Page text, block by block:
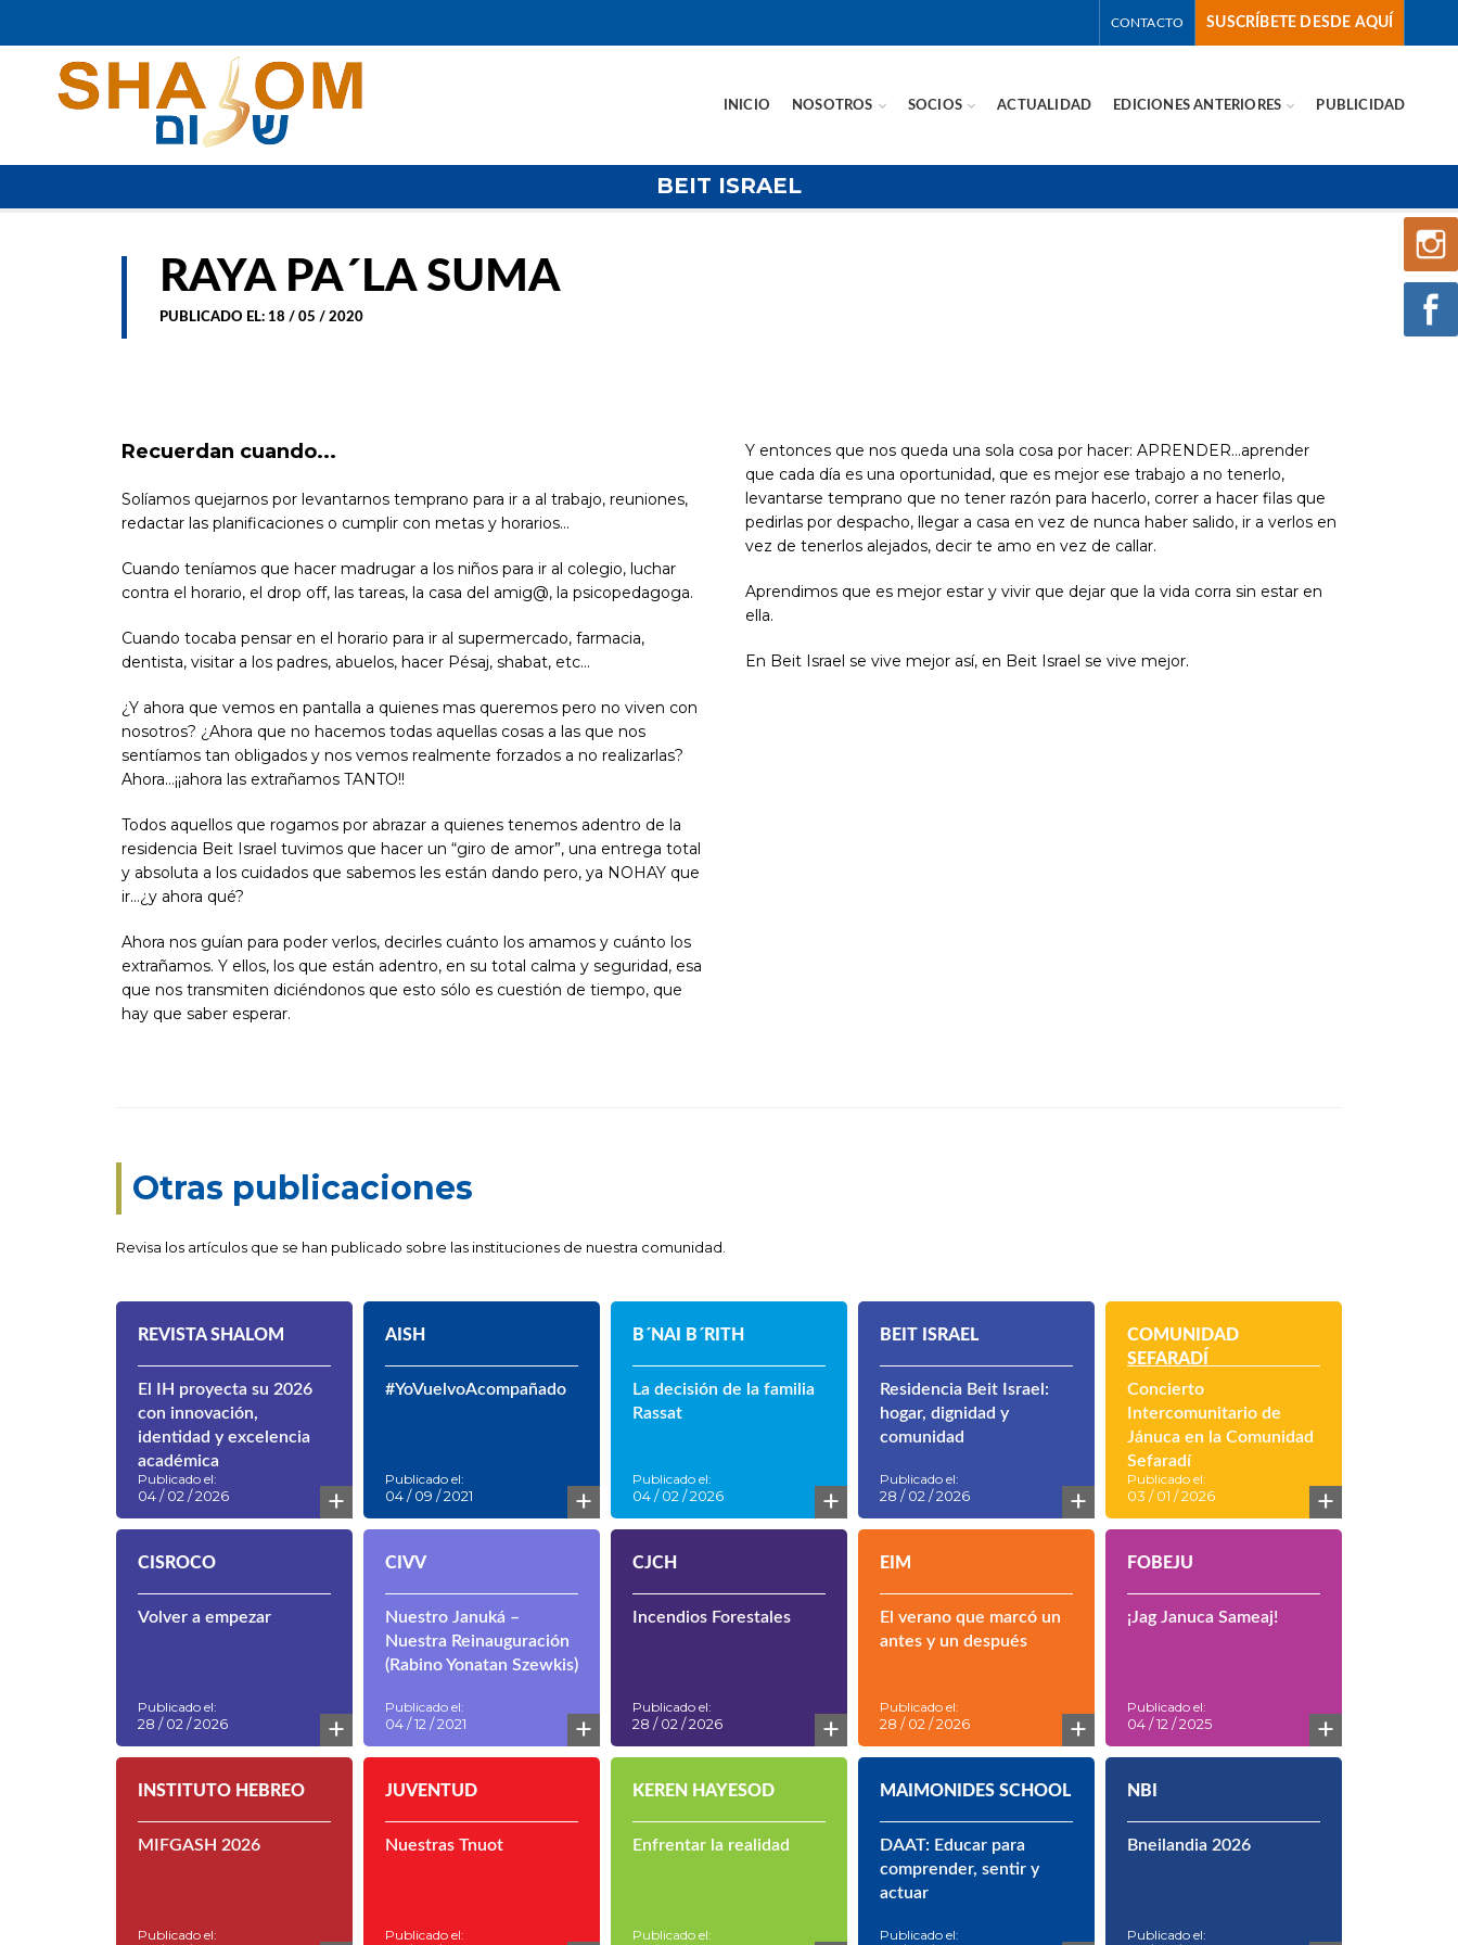
CONTACTO SUSCRÍBETE DESDE AQUÍ
INICIO NOSOTROS SOCIOS ACTUALIDAD EDICIONES ANTERIORES PUBLICIDAD
BEIT ISRAEL
RAYA PA´LA SUMA
PUBLICADO EL: 18 / 05 / 2020
Recuerdan cuando...
Solíamos quejarnos por levantarnos temprano para ir a al trabajo, reuniones,
redactar las planificaciones o cumplir con metas y horarios…
Cuando teníamos que hacer madrugar a los niños para ir al colegio, luchar
contra el horario, el drop off, las tareas, la casa del amig@, la psicopedagoga.
Cuando tocaba pensar en el horario para ir al supermercado, farmacia,
dentista, visitar a los padres, abuelos, hacer Pésaj, shabat, etc…
¿Y ahora que vemos en pantalla a quienes mas queremos pero no viven con
nosotros? ¿Ahora que no hacemos todas aquellas cosas a las que nos
sentíamos tan obligados y nos vemos realmente forzados a no realizarlas?
Ahora…¡¡ahora las extrañamos TANTO!!
Todos aquellos que rogamos por abrazar a quienes tenemos adentro de la
residencia Beit Israel tuvimos que hacer un “giro de amor”, una entrega total
y absoluta a los cuidados que sabemos les están dando pero, ya NOHAY que
ir…¿y ahora qué?
Ahora nos guían para poder verlos, decirles cuánto los amamos y cuánto los
extrañamos. Y ellos, los que están adentro, en su total calma y seguridad, esa
que nos transmiten diciéndonos que esto sólo es cuestión de tiempo, que
hay que saber esperar.
Y entonces que nos queda una sola cosa por hacer: APRENDER…aprender
que cada día es una oportunidad, que es mejor ese trabajo a no tenerlo,
levantarse temprano que no tener razón para hacerlo, correr a hacer filas que
pedirlas por despacho, llegar a casa en vez de nunca haber salido, ir a verlos en
vez de tenerlos alejados, decir te amo en vez de callar.
Aprendimos que es mejor estar y vivir que dejar que la vida corra sin estar en
ella.
En Beit Israel se vive mejor así, en Beit Israel se vive mejor.
Otras publicaciones
Revisa los artículos que se han publicado sobre las instituciones de nuestra comunidad.
REVISTA SHALOM
El IH proyecta su 2026
con innovación,
identidad y excelencia
académica
Publicado el:
04 / 02 / 2026 +
AISH
#YoVuelvoAcompañado
Publicado el:
04 / 09 / 2021 +
B´NAI B´RITH
La decisión de la familia
Rassat
Publicado el:
04 / 02 / 2026 +
BEIT ISRAEL
Residencia Beit Israel:
hogar, dignidad y
comunidad
Publicado el:
28 / 02 / 2026 +
COMUNIDAD
SEFARADÍ
Concierto
Intercomunitario de
Jánuca en la Comunidad
Sefaradí
Publicado el:
03 / 01 / 2026 +
CISROCO
Volver a empezar
Publicado el:
28 / 02 / 2026 +
CIVV
Nuestro Januká –
Nuestra Reinauguración
(Rabino Yonatan Szewkis)
Publicado el:
04 / 12 / 2021 +
CJCH
Incendios Forestales
Publicado el:
28 / 02 / 2026 +
EIM
El verano que marcó un
antes y un después
Publicado el:
28 / 02 / 2026 +
FOBEJU
¡Jag Januca Sameaj!
Publicado el:
04 / 12 / 2025 +
INSTITUTO HEBREO
MIFGASH 2026
Publicado el:
JUVENTUD
Nuestras Tnuot
Publicado el:
KEREN HAYESOD
Enfrentar la realidad
Publicado el:
MAIMONIDES SCHOOL
DAAT: Educar para
comprender, sentir y
actuar
Publicado el:
NBI
Bneilandia 2026
Publicado el: